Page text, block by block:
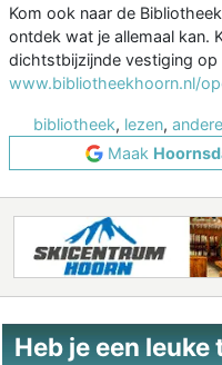
Kom ook naar de
ontdek wat je allemaal kan.
dichtstbijzijnde vestiging op
www.bibliotheekhoorn.nl/
bibliotheek, lezen,
Maak
Heb je een